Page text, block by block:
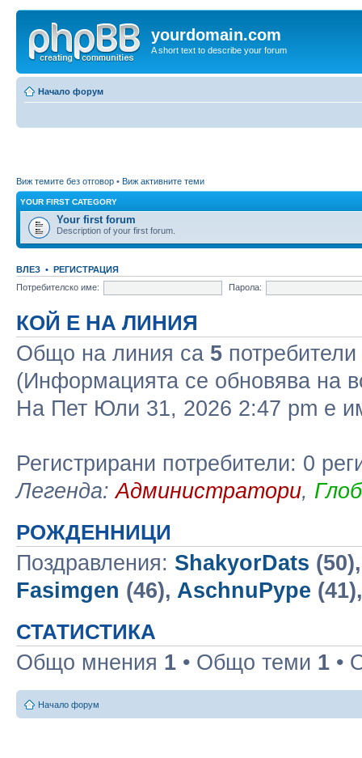
yourdomain.com
A short text to describe your forum
Начало форум
Виж темите без отговор • Виж активните теми
YOUR FIRST CATEGORY
Your first forum
Description of your first forum.
ВЛЕЗ • РЕГИСТРАЦИЯ
Потребителско име:
Парола:
КОЙ Е НА ЛИНИЯ
Общо на линия са 5
(Информацията се обновява на
На Пет Юли 31, 2026 2:47 pm е
Регистрирани потребители: 0
Легенда:Администратори,
РОЖДЕННИЦИ
Поздравления: ShakyorDats
Fasimgen (46), AschnuPype
СТАТИСТИКА
Общо мнения 1 • Общо теми 1 •
Начало форум